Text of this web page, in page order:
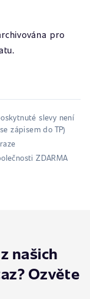
pro
slevy není
zápisem do TP)
ZDARMA
našich
Ozvěte